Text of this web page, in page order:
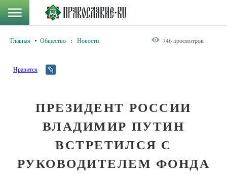
Главная Общество : Новости 746 просмотров
Нравится
ПРЕЗИДЕНТ РОССИИ
ВЛАДИМИР ПУТИН
ВСТРЕТИЛСЯ С
РУКОВОДИТЕЛЕМ ФОНДА